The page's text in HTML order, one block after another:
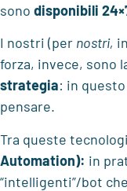
sono disponibili
I nostri (per nostri,
forza, invece, sono
strategia: in
pensare.
Tra queste
Automation): in
“intelligenti”/bot